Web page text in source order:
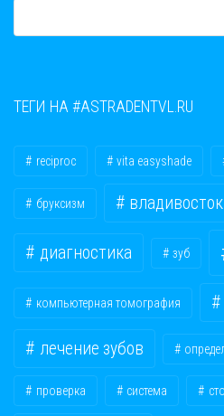
ТЕГИ НА #ASTRADENTVL.RU
reciproc vita easyshade
бруксизм владивосток
диагностика зуб
компьютерная томография
лечение зубов
проверка система